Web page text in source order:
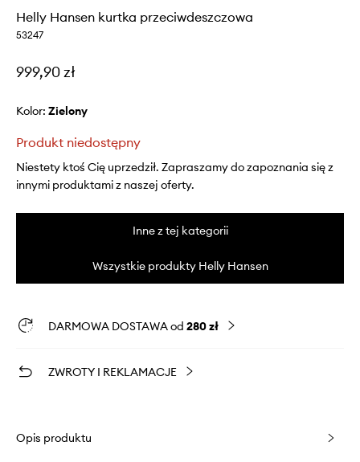
Helly Hansen kurtka przeciwdeszczowa
53247
999,90 zł
Kolor: zielony
Produkt niedostępny
Niestety ktoś Cię uprzedził. Zapraszamy do zapoznania się z
innymi produktami z naszej oferty.
Inne z tej kategorii
Wszystkie produkty Helly Hansen
DARMOWA DOSTAWA od 280 zł
ZWROTY I REKLAMACJE
Opis produktu